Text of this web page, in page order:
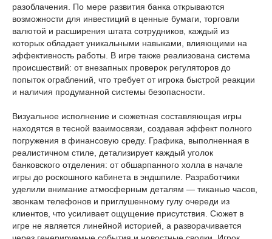
разоблачения. По мере развития банка открываются
возможности для инвестиций в ценные бумаги, торговли
валютой и расширения штата сотрудников, каждый из
которых обладает уникальными навыками, влияющими на
эффективность работы. В игре также реализована система
происшествий: от внезапных проверок регуляторов до
попыток ограблений, что требует от игрока быстрой реакции
и наличия продуманной системы безопасности.
Визуальное исполнение и сюжетная составляющая игры
находятся в тесной взаимосвязи, создавая эффект полного
погружения в финансовую среду. Графика, выполненная в
реалистичном стиле, детализирует каждый уголок
банковского отделения: от обшарпанного холла в начале
игры до роскошного кабинета в эндшпиле. Разработчики
уделили внимание атмосферным деталям — тиканью часов,
звонкам телефонов и приглушенному гулу очереди из
клиентов, что усиливает ощущение присутствия. Сюжет в
игре не является линейной историей, а разворачивается